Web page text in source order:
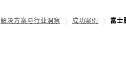
解决方案与行业洞察 成功案例 富士